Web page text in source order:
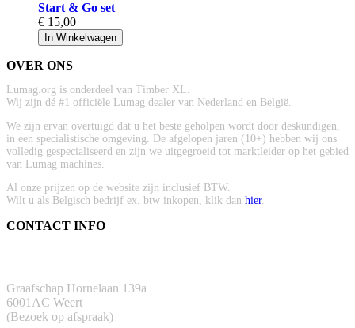
Start & Go set
€ 15,00
In Winkelwagen
OVER ONS
Lumag.org is onderdeel van Timber XL.
Wij zijn dé #1 officiële Lumag dealer van Nederland en België.
We zijn ervan overtuigd dat u het beste geholpen wordt door deskundigen,
in een specialistische omgeving. De afgelopen jaren (10+) hebben wij ons
volledig gespecialiseerd en zijn we uitgegroeid tot marktleider op het gebied
van Lumag machines.
Al onze prijzen op de website zijn inclusief BTW.
Wilt u als Belgisch bedrijf ex. btw inkopen, klik dan hier.
CONTACT INFO
Graafschap Hornelaan 139a
6001AC Weert
(Bezoek op afspraak)